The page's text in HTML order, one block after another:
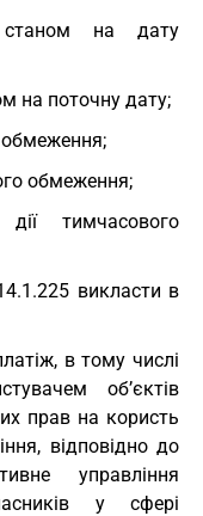
станом на дату
на поточну дату;
обмеження;
обмеження;
тимчасового
викласти в
в тому числі
об’єктів
прав на користь
відповідно до
управління
у сфері